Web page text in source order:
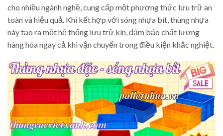
cho nhiều ngành nghề, cung cấp một phương thức lưu trữ an
toàn và hiệu quả. Khi kết hợp với sóng nhựa bít, thùng nhựa
này tạo ra một hệ thống lưu trữ kín, đảm bảo chất lượng
hàng hóa ngay cả khi vận chuyển trong điều kiện khắc nghiệt.